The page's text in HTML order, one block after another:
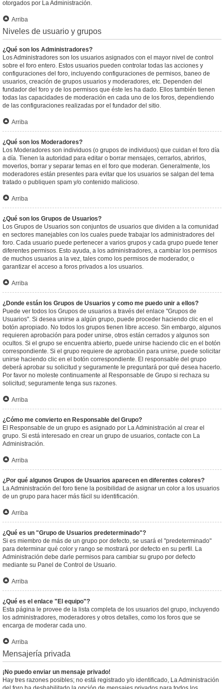
otorgados por La Administración.
Arriba
Niveles de usuario y grupos
¿Qué son los Administradores?
Los Administradores son los usuarios asignados con el mayor nivel de control
sobre el foro entero. Estos usuarios pueden controlar todas las acciones y
configuraciones del foro, incluyendo configuraciones de permisos, baneo de
usuarios, creación de grupos usuarios y moderadores, etc. Dependen del
fundador del foro y de los permisos que éste les ha dado. Ellos también tienen
todas las capacidades de moderación en cada uno de los foros, dependiendo
de las configuraciones realizadas por el fundador del sitio.
Arriba
¿Qué son los Moderadores?
Los Moderadores son individuos (o grupos de individuos) que cuidan el foro día
a día. Tienen la autoridad para editar o borrar mensajes, cerrarlos, abrirlos,
moverlos, borrar y separar temas en el foro que moderan. Generalmente, los
moderadores están presentes para evitar que los usuarios se salgan del tema
tratado o publiquen spam y/o contenido malicioso.
Arriba
¿Qué son los Grupos de Usuarios?
Los Grupos de Usuarios son conjuntos de usuarios que dividen a la comunidad
en sectores manejables con los cuales puede trabajar los administradores del
foro. Cada usuario puede pertenecer a varios grupos y cada grupo puede tener
diferentes permisos. Esto ayuda, a los administradores, a cambiar los permisos
de muchos usuarios a la vez, tales como los permisos de moderador, o
garantizar el acceso a foros privados a los usuarios.
Arriba
¿Donde están los Grupos de Usuarios y como me puedo unir a ellos?
Puede ver todos los Grupos de usuarios a través del enlace "Grupos de
Usuarios". Si desea unirse a algún grupo, puede proceder haciendo clic en el
botón apropiado. No todos los grupos tienen libre acceso. Sin embargo, algunos
requieren aprobación para poder unirse, otros están cerrados y algunos son
ocultos. Si el grupo se encuentra abierto, puede unirse haciendo clic en el botón
correspondiente. Si el grupo requiere de aprobación para unirse, puede solicitar
unirse haciendo clic en el botón correspondiente. El responsable del grupo
deberá aprobar su solicitud y seguramente le preguntará por qué desea hacerlo.
Por favor no moleste continuamente al Responsable de Grupo si rechaza su
solicitud; seguramente tenga sus razones.
Arriba
¿Cómo me convierto en Responsable del Grupo?
El Responsable de un grupo es asignado por La Administración al crear el
grupo. Si está interesado en crear un grupo de usuarios, contacte con La
Administración.
Arriba
¿Por qué algunos Grupos de Usuarios aparecen en diferentes colores?
La Administración del foro tiene la posibilidad de asignar un color a los usuarios
de un grupo para hacer más fácil su identificación.
Arriba
¿Qué es un "Grupo de Usuarios predeterminado"?
Si es miembro de más de un grupo por defecto, se usará el "predeterminado"
para determinar qué color y rango se mostrará por defecto en su perfil. La
Administración debe darle permisos para cambiar su grupo por defecto
mediante su Panel de Control de Usuario.
Arriba
¿Qué es el enlace "El equipo"?
Esta página le provee de la lista completa de los usuarios del grupo, incluyendo
los administradores, moderadores y otros detalles, como los foros que se
encarga de moderar cada uno.
Arriba
Mensajería privada
¡No puedo enviar un mensaje privado!
Hay tres razones posibles; no está registrado y/o identificado, La Administración